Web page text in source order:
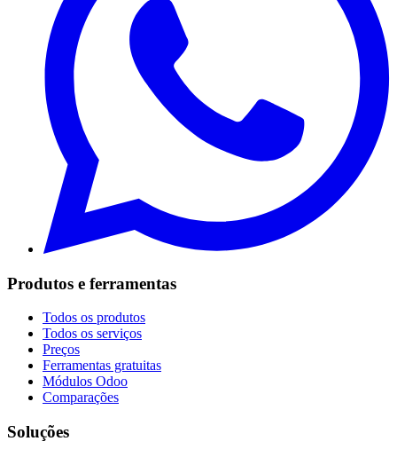
Produtos e ferramentas
Todos os produtos
Todos os serviços
Preços
Ferramentas gratuitas
Módulos Odoo
Comparações
Soluções